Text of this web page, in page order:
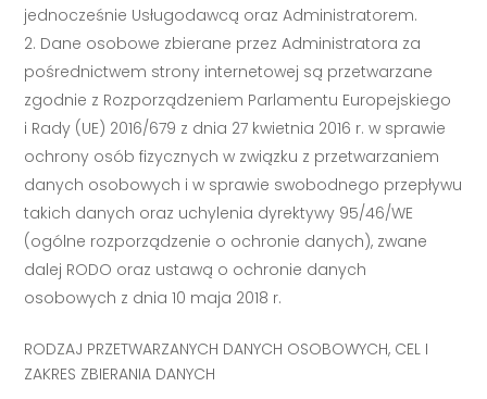
jednocześnie Usługodawcą oraz Administratorem.
Dane osobowe zbierane przez Administratora za
pośrednictwem strony internetowej są przetwarzane
zgodnie z Rozporządzeniem Parlamentu Europejskiego
i Rady (UE) 2016/679 z dnia 27 kwietnia 2016 r. w sprawie
ochrony osób fizycznych w związku z przetwarzaniem
danych osobowych i w sprawie swobodnego przepływu
takich danych oraz uchylenia dyrektywy 95/46/WE
(ogólne rozporządzenie o ochronie danych), zwane
dalej RODO oraz ustawą o ochronie danych
osobowych z dnia 10 maja 2018 r.
RODZAJ PRZETWARZANYCH DANYCH OSOBOWYCH, CEL I
ZAKRES ZBIERANIA DANYCH